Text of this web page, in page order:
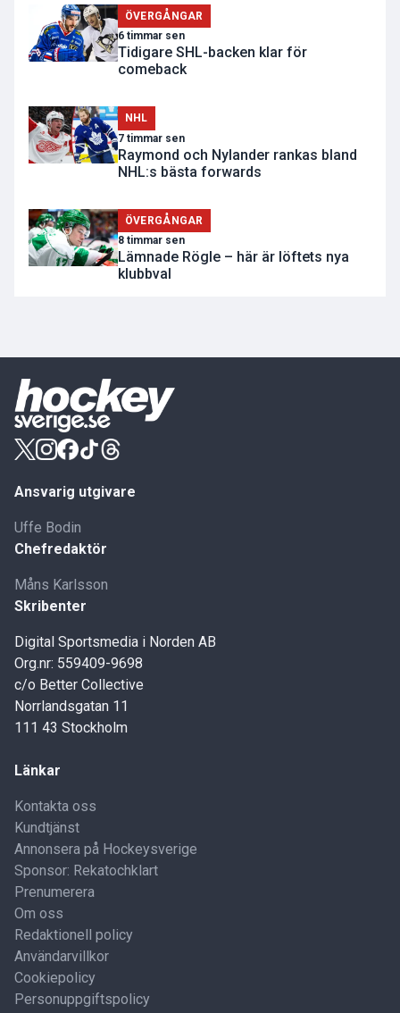
ÖVERGÅNGAR
6 timmar sen
Tidigare SHL-backen klar för
comeback
NHL
7 timmar sen
Raymond och Nylander rankas bland
NHL:s bästa forwards
ÖVERGÅNGAR
8 timmar sen
Lämnade Rögle – här är löftets nya
klubbval
Ansvarig utgivare
Uffe Bodin
Chefredaktör
Måns Karlsson
Skribenter
Digital Sportsmedia i Norden AB
Org.nr: 559409-9698
c/o Better Collective
Norrlandsgatan 11
111 43 Stockholm
Länkar
Kontakta oss
Kundtjänst
Annonsera på Hockeysverige
Sponsor: Rekatochklart
Prenumerera
Om oss
Redaktionell policy
Användarvillkor
Cookiepolicy
Personuppgiftspolicy